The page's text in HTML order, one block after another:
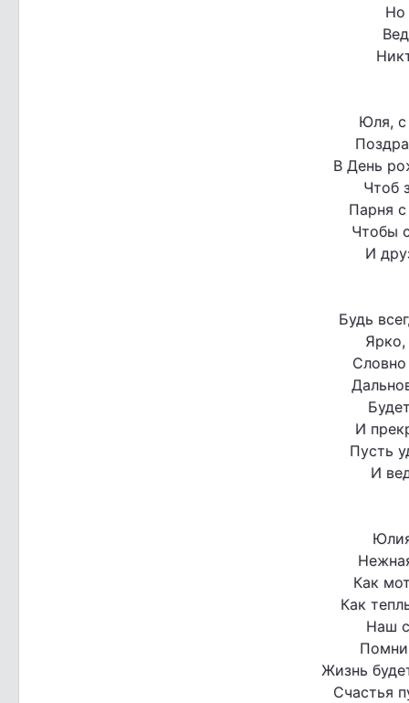
Но
Юля, с
В День
Чтоб
Парня
Чтобы
И
Будь
Ярко,
И
Пусть
И
Как
Как
Наш
Жизнь
Счастья